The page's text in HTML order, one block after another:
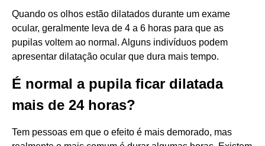
Quando os olhos estão dilatados durante um exame
ocular, geralmente leva de 4 a 6 horas para que as
pupilas voltem ao normal. Alguns indivíduos podem
apresentar dilatação ocular que dura mais tempo.
É normal a pupila ficar dilatada
mais de 24 horas?
Tem pessoas em que o efeito é mais demorado, mas